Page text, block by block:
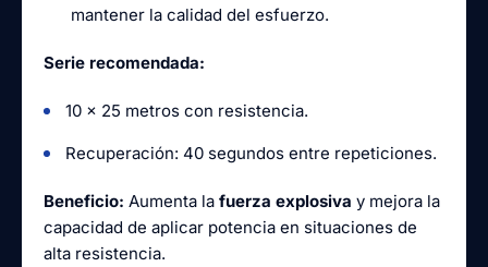
mantener la calidad del esfuerzo.
Serie recomendada:
10 x 25 metros con resistencia.
Recuperación: 40 segundos entre repeticiones.
Beneficio: Aumenta la fuerza explosiva y mejora la
capacidad de aplicar potencia en situaciones de
alta resistencia.